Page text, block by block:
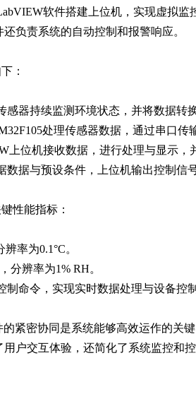
软件搭建上位机，实现虚拟
负责系统的自动控制和报警响应。
：
感器持续监测环境状态，并将数据转
处理传感器数据，通过串口传
上位机接收数据，进行处理与显示
数据与预设条件，上位机输出控制信
性能指标：
率为0.1°C。
分辨率为1% RH。
制命令，实现实时数据处理与设备控
紧密协同是系统能够高效运作的关
户交互体验，还简化了系统监控和